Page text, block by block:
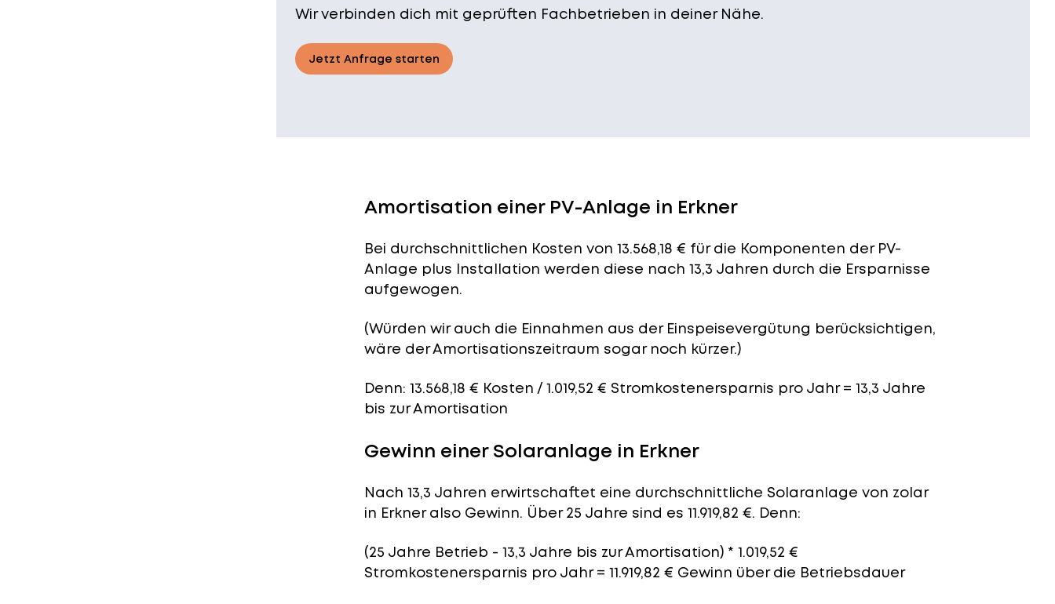
Wir verbinden dich mit geprüften Fachbetrieben in deiner Nähe.
Jetzt Anfrage starten
Amortisation einer PV-Anlage in Erkner
Bei durchschnittlichen Kosten von 13.568,18 € für die Komponenten der PV-
Anlage plus Installation werden diese nach 13,3 Jahren durch die Ersparnisse
aufgewogen.
(Würden wir auch die Einnahmen aus der Einspeisevergütung berücksichtigen,
wäre derAmortisationszeitraum sogar noch kürzer.)
Denn: 13.568,18 € Kosten / 1.019,52 € Stromkostenersparnis pro Jahr = 13,3 Jahre
bis zur Amortisation
Gewinn einer Solaranlage in Erkner
Nach 13,3 Jahren erwirtschaftet eine durchschnittliche Solaranlage von zolar
in Erkner also Gewinn. Über 25 Jahre sind es 11.919,82 €. Denn:
(25 Jahre Betrieb - 13,3 Jahre bis zur Amortisation) * 1.019,52 €
Stromkostenersparnis pro Jahr = 11.919,82 € Gewinn über die Betriebsdauer